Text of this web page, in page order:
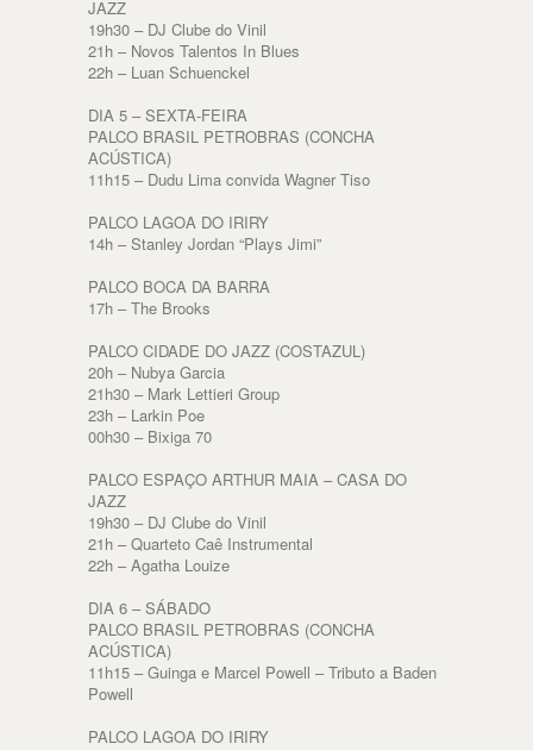
JAZZ
19h30 – DJ Clube do Vinil
21h – Novos Talentos In Blues
22h – Luan Schuenckel
DIA 5 – SEXTA-FEIRA
PALCO BRASIL PETROBRAS (CONCHA
ACÚSTICA)
11h15 – Dudu Lima convida Wagner Tiso
PALCO LAGOA DO IRIRY
14h – Stanley Jordan “Plays Jimi”
PALCO BOCA DA BARRA
17h – The Brooks
PALCO CIDADE DO JAZZ (COSTAZUL)
20h – Nubya Garcia
21h30 – Mark Lettieri Group
23h – Larkin Poe
00h30 – Bixiga 70
PALCO ESPAÇO ARTHUR MAIA – CASA DO
JAZZ
19h30 – DJ Clube do Vinil
21h – Quarteto Caê Instrumental
22h – Agatha Louize
DIA 6 – SÁBADO
PALCO BRASIL PETROBRAS (CONCHA
ACÚSTICA)
11h15 – Guinga e Marcel Powell – Tributo a Baden
Powell
PALCO LAGOA DO IRIRY